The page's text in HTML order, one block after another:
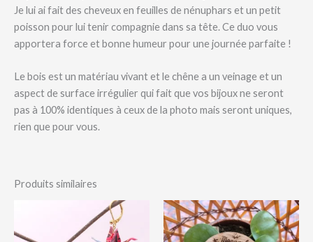
Je lui ai fait des cheveux en feuilles de nénuphars et un petit
poisson pour lui tenir compagnie dans sa tête. Ce duo vous
apportera force et bonne humeur pour une journée parfaite !
Le bois est un matériau vivant et le chêne a un veinage et un
aspect de surface irrégulier qui fait que vos bijoux ne seront
pas à 100% identiques à ceux de la photo mais seront uniques,
rien que pour vous.
Produits similaires